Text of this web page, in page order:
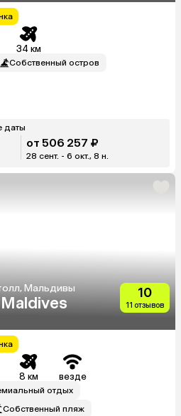
34 км
Собственный остров
даты
от 506 257 ₽
28 сент. - 6 окт., 8 н.
Мальдивы 10
11 отзывов
8 км везде
отдых
Собственный пляж